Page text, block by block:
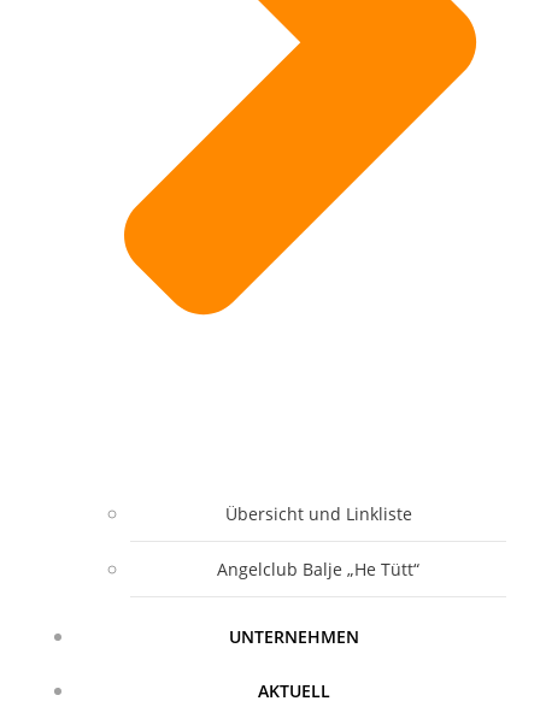
Übersicht und Linkliste
Angelclub Balje „He Tütt“
UNTERNEHMEN
AKTUELL